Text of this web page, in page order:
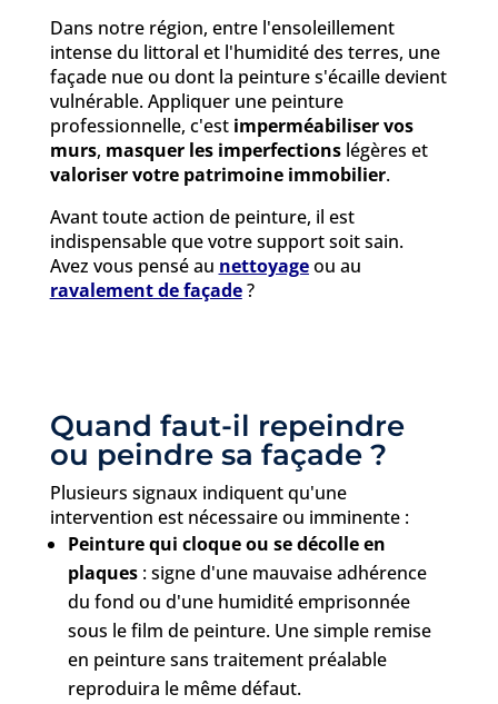
Dans notre région, entre l'ensoleillement
intense du littoral et l'humidité des terres, une
façade nue ou dont la peinture s'écaille devient
vulnérable. Appliquer une peinture
professionnelle, c'est imperméabiliser vos
murs, masquer les imperfectionslégères et
valoriser votre patrimoine immobilier.
Avant toute action de peinture, il est
indispensable que votre support soit sain.
Avez vous pensé au nettoyageou au
ravalementde façade?
Quand faut-il repeindre
ou peindre sa façade ?
Plusieurs signaux indiquent qu'une
intervention est nécessaire ou imminente :
Peinture qui cloque ou se décolle en
plaques: signe d'une mauvaise adhérence
du fond ou d'une humidité emprisonnée
sous le film de peinture. Une simple remise
en peinture sans traitement préalable
reproduira le même défaut.